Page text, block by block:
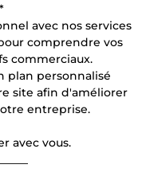
avec nos services
comprendre vos
commerciaux.
plan personnalisé
site afin d'améliorer
entreprise.
avec vous.